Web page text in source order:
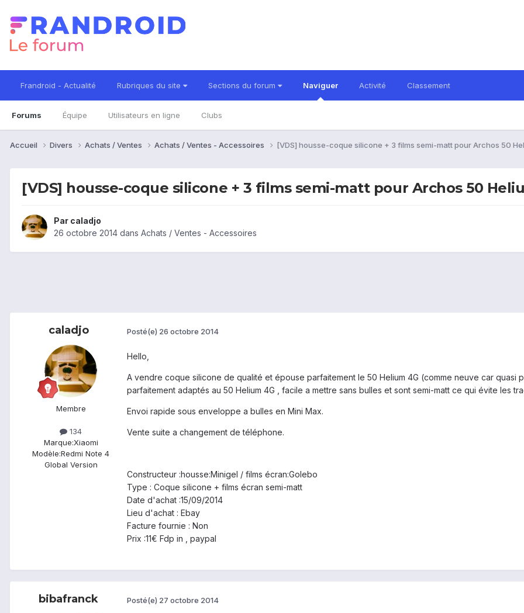
Frandroid - Actualité Rubriques du site Sections du forum Naviguer
Forums Équipe Utilisateurs en ligne Clubs
Activité Classement
Accueil Divers Achats / Ventes Achats / Ventes - Accessoires [VDS] housse-coque silicone + 3 films semi-matt pour Archos 50
[VDS] housse-coque silicone + 3 films semi-matt pour Archos 50
Par caladjo
26 octobre 2014 dans Achats / Ventes - Accessoires
caladjo
Membre
134
Marque:Xiaomi
Modèle:Redmi Note 4
Global Version
Posté(e) 26 octobre 2014
Hello,
A vendre coque silicone de qualité et épouse parfaitement le 50 Helium 4G (comme neuve car quasi
parfaitement adaptés au 50 Helium 4G , facile a mettre sans bulles et sont semi-matt ce qui évite les
Envoi rapide sous enveloppe a bulles en Mini Max.
Vente suite a changement de téléphone.
Constructeur :housse:Minigel / films écran:Golebo
Type : Coque silicone + films écran semi-matt
Date d'achat :15/09/2014
Lieu d'achat : Ebay
Facture fournie : Non
Prix :11€ Fdp in , paypal
bibafranck Posté(e) 27 octobre 2014